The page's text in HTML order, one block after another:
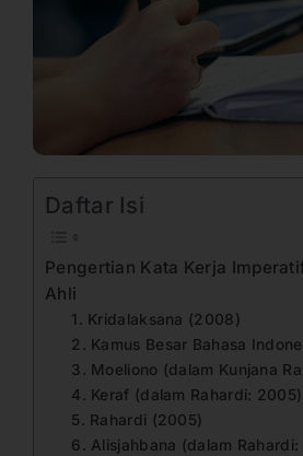
Daftar Isi
Pengertian Kata Kerja
Ahli
1. Kridalaksana (2008)
2. Kamus Besar Bahasa
3. Moeliono (dalam Kunjana
4. Keraf (dalam Rahardi: 2005)
5. Rahardi (2005)
6. Alisjahbana (dalam